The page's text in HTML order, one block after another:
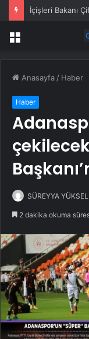
İçişleri Bakanı
Menü
Anasayfa / Haber
Haber
SÜREYYA YÜKSEL
2 dakika okuma